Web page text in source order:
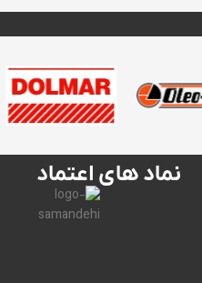
نماد های اعتماد